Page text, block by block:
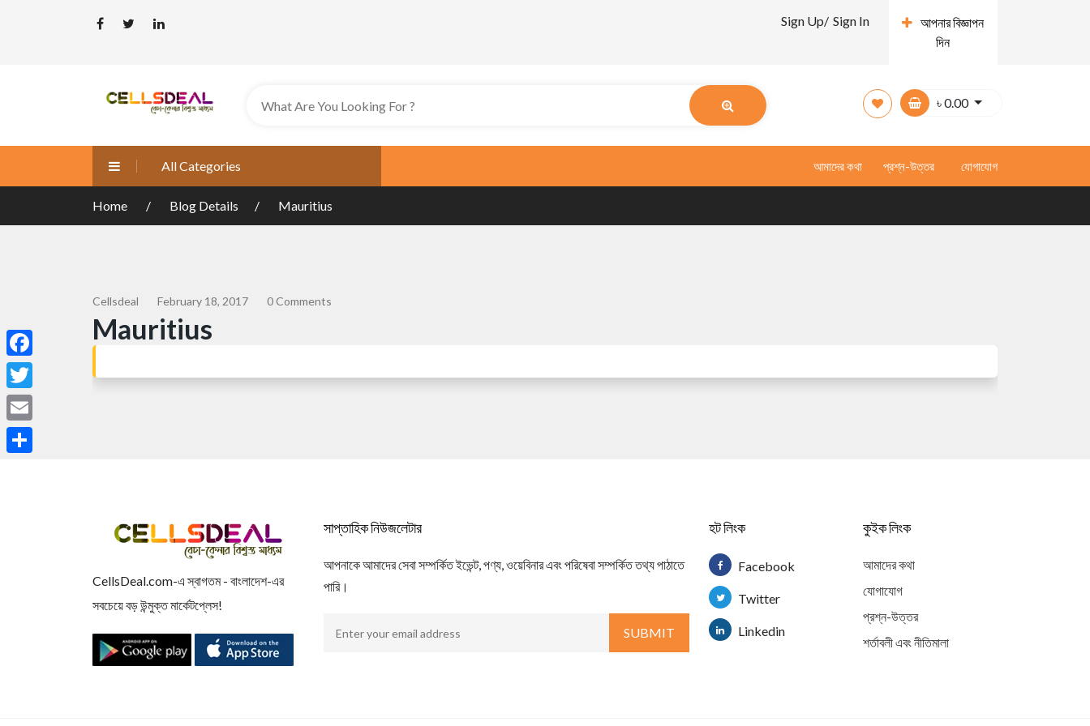
Sign Up/ Sign In
আপনার বিজ্ঞাপন
দিন
৳0.00
All Categories আমাদের কথা প্রশ্ন-উত্তর যোগাযোগ
Home Blog Details Mauritius
Cellsdeal February 18, 2017 0 Comments
Mauritius
CellsDeal.com-এ স্বাগতম - বাংলাদেশ-এর
সবচেয়ে বড় উন্মুক্ত মার্কেটপ্লেস!
সাপ্তাহিক নিউজলেটার
আপনাকে আমাদের সেবা সম্পর্কিত ইভেন্ট, পণ্য, ওয়েবিনার এবং পরিষেবা সম্পর্কিত তথ্য পাঠাতে
পারি।
হট লিংক
Facebook
Twitter
Linkedin
কুইক লিংক
আমাদের কথা
যোগাযোগ
প্রশ্ন-উত্তর
শর্তাবলী এবং নীতিমালা
Facebook
Twitter
Email